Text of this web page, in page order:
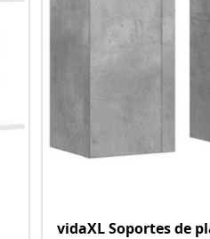
vidaXL Soportes de